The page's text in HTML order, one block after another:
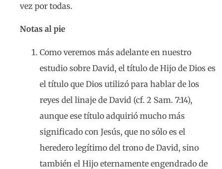
vez por todas.
Notas al pie
Como veremos más adelante en nuestro
estudio sobre David, el título de Hijo de Dios es
el título que Dios utilizó para hablar de los
reyes del linaje de David (cf. 2 Sam. 7:14),
aunque ese título adquirió mucho más
significado con Jesús, que no sólo es el
heredero legítimo del trono de David, sino
también el Hijo eternamente engendrado de